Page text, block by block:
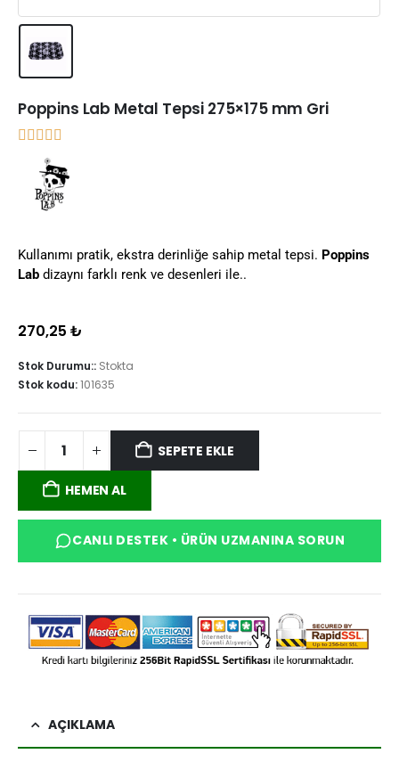
Poppins Lab Metal Tepsi 275×175 mm Gri
Kullanımı pratik, ekstra derinliğe sahip metal tepsi. Poppins
Lab dizaynı farklı renk ve desenleri ile..
270,25 ₺
Stok Durumu:: Stokta
Stok kodu:101635
SEPETE EKLE
HEMEN AL
CANLI DESTEK • ÜRÜN UZMANINA SORUN
AÇIKLAMA